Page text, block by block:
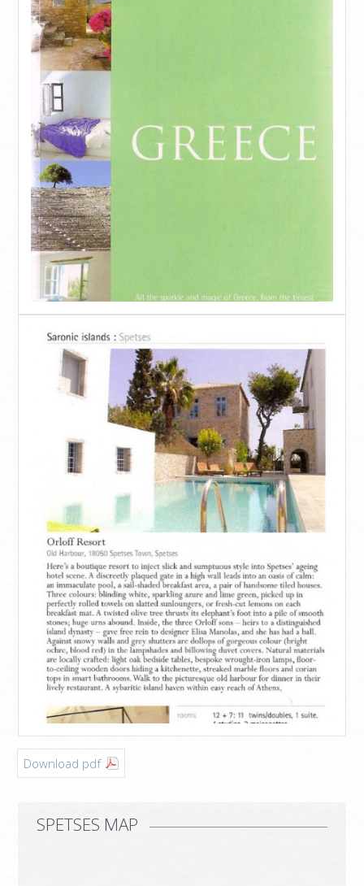
SUPERIOR MAISONETTE – 3 BEDROOM
SUITE
OLD MANSION
SERVIZI
RISTORANTE ORLOFF
CATERING & EVENTI
SPETSES
L’ISOLA
RISTORANTI E BAR
ATTIVITÀ
COME RAGGIUNGERCI
ΙNFORMAZIONI
Download pdf
SPETSES MAP